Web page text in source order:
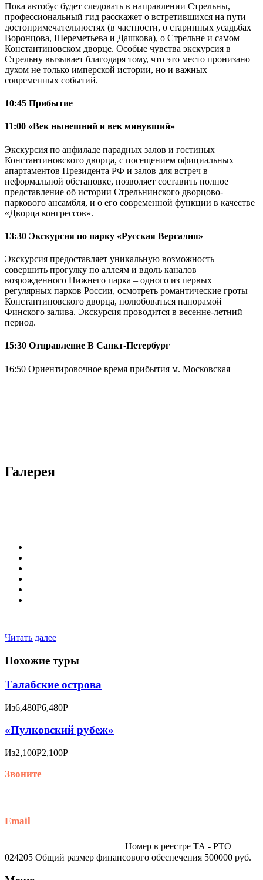
Пока автобус будет следовать в направлении Стрельны,
профессиональный гид расскажет о встретившихся на пути
достопримечательностях (в частности, о старинных усадьбах
Воронцова, Шереметьева и Дашкова), о Стрельне и самом
Константиновском дворце. Особые чувства экскурсия в
Стрельну вызывает благодаря тому, что это место пронизано
духом не только имперской истории, но и важных
современных событий.
10:45 Прибытие
11:00 «Век нынешний и век минувший»
Экскурсия по анфиладе парадных залов и гостиных
Константиновского дворца, с посещением официальных
апартаментов Президента РФ и залов для встреч в
неформальной обстановке, позволяет составить полное
представление об истории Стрельнинского дворцово-
паркового ансамбля, и о его современной функции в качестве
«Дворца конгрессов».
13:30 Экскурсия по парку «Русская Версалия»
Экскурсия предоставляет уникальную возможность
совершить прогулку по аллеям и вдоль каналов
возрожденного Нижнего парка – одного из первых
регулярных парков России, осмотреть романтические гроты
Константиновского дворца, полюбоваться панорамой
Финского залива. Экскурсия проводится в весенне-летний
период.
15:30 Отправление В Санкт-Петербург
16:50 Ориентировочное время прибытия м. Московская
Галерея
Читать далее
Похожие туры
Талабские острова
Из6,480Р6,480Р
«Пулковский рубеж»
Из2,100Р2,100Р
Звоните
Email
Номер в реестре ТА - РТО
024205 Общий размер финансового обеспечения 500000 руб.